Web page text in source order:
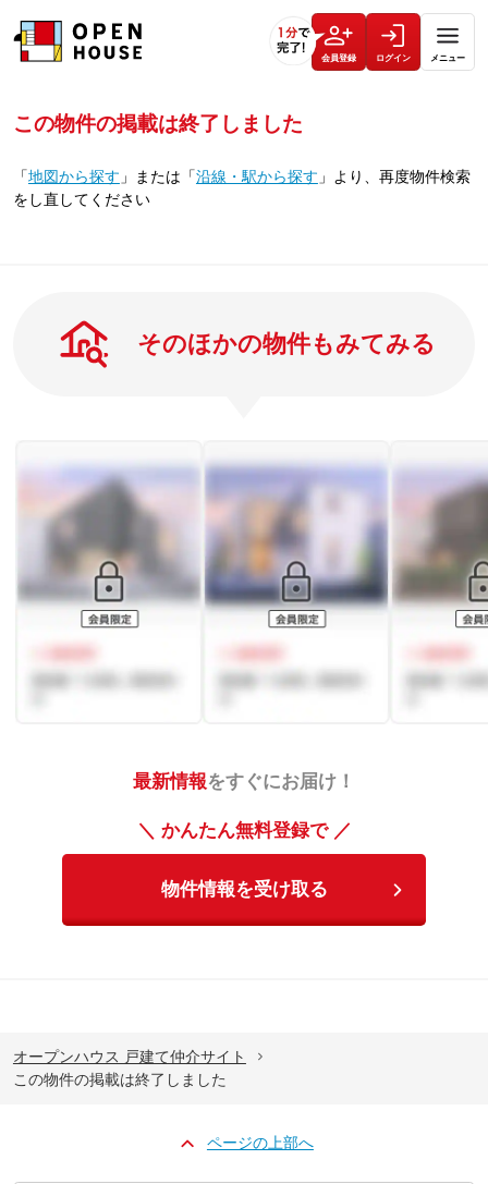
会員登録 ログイン メニュー
この物件の掲載は終了しました
「地図から探す 」 または 「沿線・駅から探す 」 より、再度物件検索
をし直してください
そのほかの物件もみてみる
最新情報をすぐにお届け！
＼ かんたん無料登録で ／
物件情報を受け取る
オープンハウス 戸建て仲介サイト
この物件の掲載は終了しました
ページの上部へ